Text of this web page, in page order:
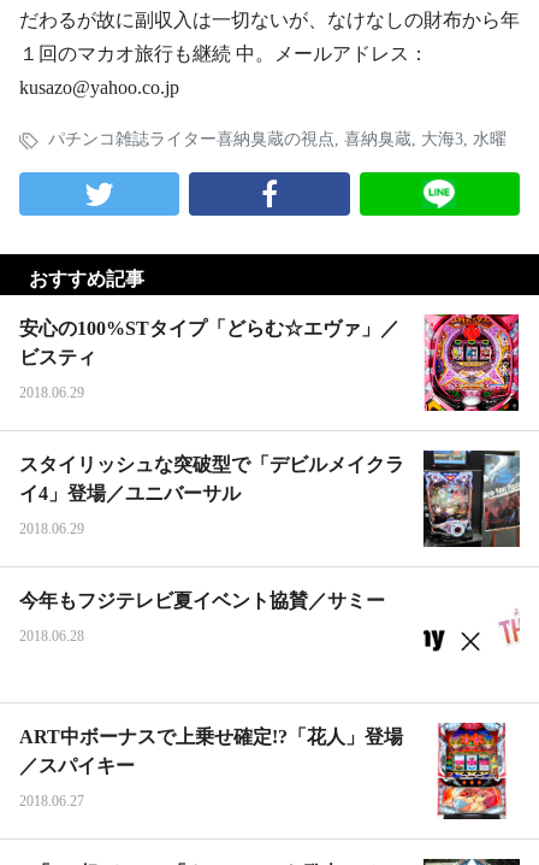
だわるが故に副収入は一切ないが、なけなしの財布から年
１回のマカオ旅行も継続 中。メールアドレス：
kusazo@yahoo.co.jp
パチンコ雑誌ライター喜納臭蔵の視点, 喜納臭蔵, 大海3, 水曜
おすすめ記事
安心の100%STタイプ「どらむ☆エヴァ」／
ビスティ
2018.06.29
スタイリッシュな突破型で「デビルメイクラ
イ4」登場／ユニバーサル
2018.06.29
今年もフジテレビ夏イベント協賛／サミー
2018.06.28
ART中ボーナスで上乗せ確定!?「花人」登場
／スパイキー
2018.06.27